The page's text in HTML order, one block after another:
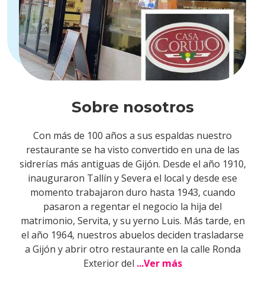
Sobre nosotros
Con más de 100 años a sus espaldas nuestro
restaurante se ha visto convertido en una de las
sidrerías más antiguas de Gijón. Desde el año 1910,
inauguraron Tallín y Severa el local y desde ese
momento trabajaron duro hasta 1943, cuando
pasaron a regentar el negocio la hija del
matrimonio, Servita, y su yerno Luis. Más tarde, en
el año 1964, nuestros abuelos deciden trasladarse
a Gijón y abrir otro restaurante en la calle Ronda
Exterior del ...Ver más